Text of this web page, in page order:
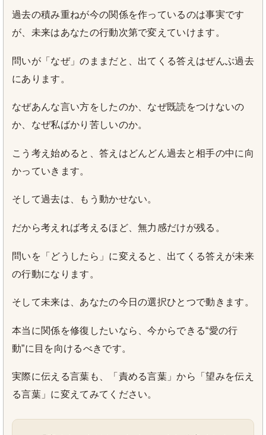
過去の積み重ねが今の関係を作っているのは事実です
が、未来はあなたの行動次第で変えていけます。
問いが「なぜ」のままだと、出てくる答えはぜんぶ過去
にあります。
なぜあんな言い方をしたのか、なぜ既読をつけないの
か、なぜ私ばかり苦しいのか。
こう考え始めると、答えはどんどん過去と相手の中に向
かっていきます。
そして過去は、もう動かせない。
だから考えれば考えるほど、無力感だけが残る。
問いを「どうしたら」に変えると、出てくる答えが未来
の行動になります。
そして未来は、あなたの今日の選択ひとつで動きます。
本当に関係を修復したいなら、今からできる“愛の行
動”に目を向けるべきです。
実際に伝える言葉も、「責める言葉」から「望みを伝え
る言葉」に変えてみてください。